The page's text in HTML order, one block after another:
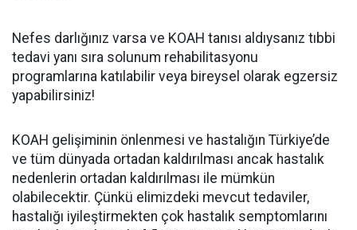
Nefes darlığınız varsa ve KOAH tanısı aldıysanız tıbbi
tedavi yanı sıra solunum rehabilitasyonu
programlarına katılabilir veya bireysel olarak egzersiz
yapabilirsiniz!
KOAH gelişiminin önlenmesi ve hastalığın Türkiye’de
ve tüm dünyada ortadan kaldırılması ancak hastalık
nedenlerin ortadan kaldırılması ile mümkün
olabilecektir. Çünkü elimizdeki mevcut tedaviler,
hastalığı iyileştirmekten çok hastalık semptomlarını